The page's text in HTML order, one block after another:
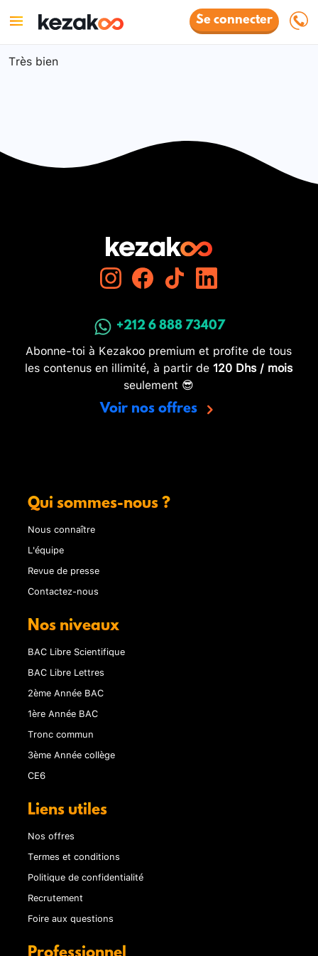
Se connecter
Très bien
+212 6 888 73407
Abonne-toi à Kezakoo premium et profite de tous
les contenus en illimité, à partir de 120 Dhs / mois
seulement 😎
Voir nos offres
Qui sommes-nous ?
Nous connaître
L'équipe
Revue de presse
Contactez-nous
Nos niveaux
BAC Libre Scientifique
BAC Libre Lettres
2ème Année BAC
1ère Année BAC
Tronc commun
3ème Année collège
CE6
Liens utiles
Nos offres
Termes et conditions
Politique de confidentialité
Recrutement
Foire aux questions